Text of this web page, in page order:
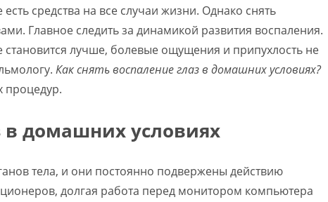
средства на все случаи жизни. Однако снять
Главное следить за динамикой развития воспаления.
становится лучше, болевые ощущения и припухлость не
Как снять воспаление глаз в домашних условиях?
в домашних условиях
тела, и они постоянно подвержены действию
долгая работа перед монитором компьютера